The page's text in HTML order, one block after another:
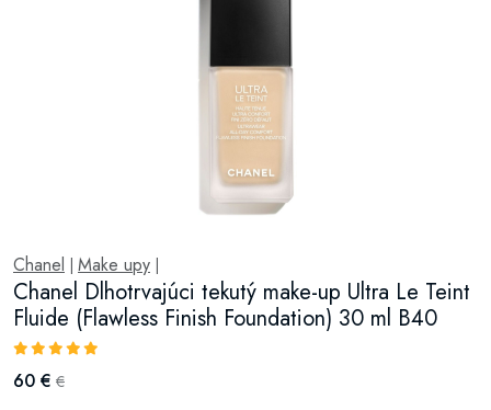
Chanel Make upy
Chanel Dlhotrvajúci tekutý make-up Ultra Le Teint
Fluide (Flawless Finish Foundation) 30 ml B40
60 € €